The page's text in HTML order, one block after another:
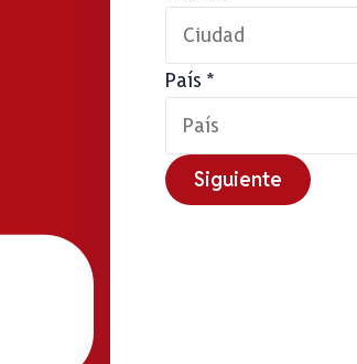
País *
Siguiente